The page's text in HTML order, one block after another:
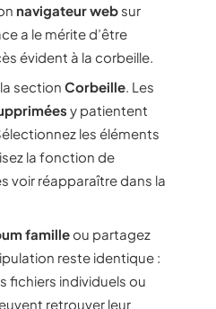
navigateur web sur
a le mérite d’être
évident à la corbeille.
section Corbeille. Les
y patientent
les éléments
la fonction de
voir réapparaître dans la
familleou partagez
reste identique :
fichiers individuels ou
retrouver leur